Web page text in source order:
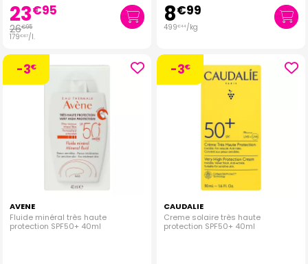
23€95
26€95
179€67/l.
8€99
499€44 /kg
-3€
AVENE
Fluide minéral très haute
protection SPF50+ 40ml
-3€
CAUDALIE
Creme solaire très haute
protection SPF50+ 40ml